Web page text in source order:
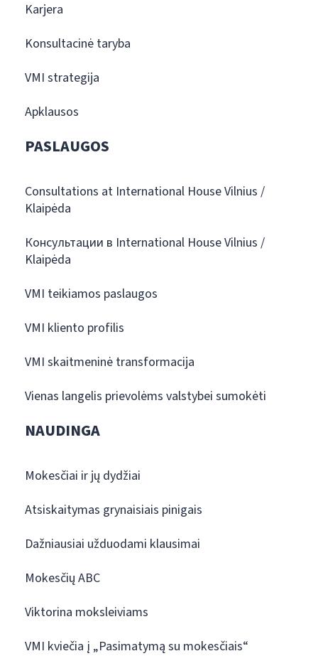
Karjera
Konsultacinė taryba
VMI strategija
Apklausos
PASLAUGOS
Consultations at International House Vilnius /
Klaipėda
Консультации в International House Vilnius /
Klaipėda
VMI teikiamos paslaugos
VMI kliento profilis
VMI skaitmeninė transformacija
Vienas langelis prievolėms valstybei sumokėti
NAUDINGA
Mokesčiai ir jų dydžiai
Atsiskaitymas grynaisiais pinigais
Dažniausiai užduodami klausimai
Mokesčių ABC
Viktorina moksleiviams
VMI kviečia į „Pasimatymą su mokesčiais“